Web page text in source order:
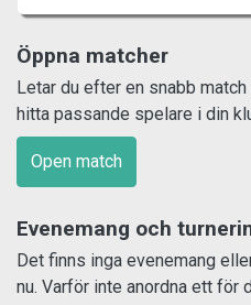
Öppna matcher
Letar du efter en snabb
hitta passande spelare i din
Open match
Evenemang och
Det finns inga evenemang
nu. Varför inte anordna ett för